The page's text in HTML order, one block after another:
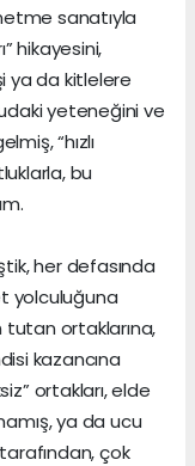
sanatıyla
hikayesini,
ya da kitlelere
yeteneğini ve
“hızlı
bu
her defasında
yolculuğuna
tutan ortaklarına,
kazancına
ortakları, elde
ya da ucu
çok